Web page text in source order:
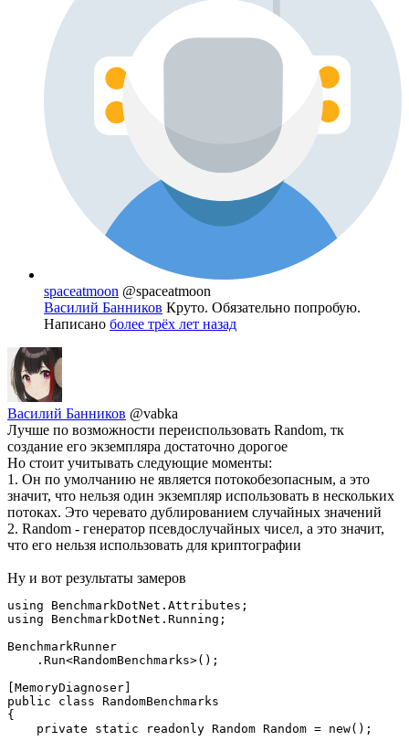
spaceatmoon @spaceatmoon
Василий Банников Круто. Обязательно попробую.
Написано более трёх лет назад
Василий Банников @vabka
Лучше по возможности переиспользовать Random, тк
создание его экземпляра достаточно дорогое
Но стоит учитывать следующие моменты:
1. Он по умолчанию не является потокобезопасным, а это
значит, что нельзя один экземпляр использовать в нескольких
потоках. Это черевато дублированием случайных значений
2. Random - генератор псевдослучайных чисел, а это значит,
что его нельзя использовать для криптографии
Ну и вот результаты замеров
using BenchmarkDotNet.Attributes;
using BenchmarkDotNet.Running;
BenchmarkRunner
    .Run<RandomBenchmarks>();
[MemoryDiagnoser]
public class RandomBenchmarks
{
    private static readonly Random Random = new();